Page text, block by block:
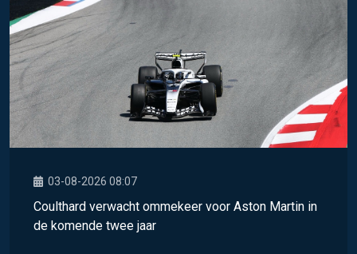
03-08-2026 08:07
Coulthard verwacht ommekeer voor Aston Martin in
de komende twee jaar